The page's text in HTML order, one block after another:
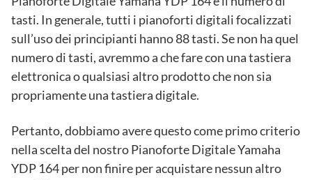
tasti. In generale, tutti i pianoforti digitali focalizzati
sull’uso dei principianti hanno 88 tasti. Se non ha quel
numero di tasti, avremmo a che fare con una tastiera
elettronica o qualsiasi altro prodotto che non sia
propriamente una tastiera digitale.
Pertanto, dobbiamo avere questo come primo criterio
nella scelta del nostro Pianoforte Digitale Yamaha
YDP 164 per non finire per acquistare nessun altro